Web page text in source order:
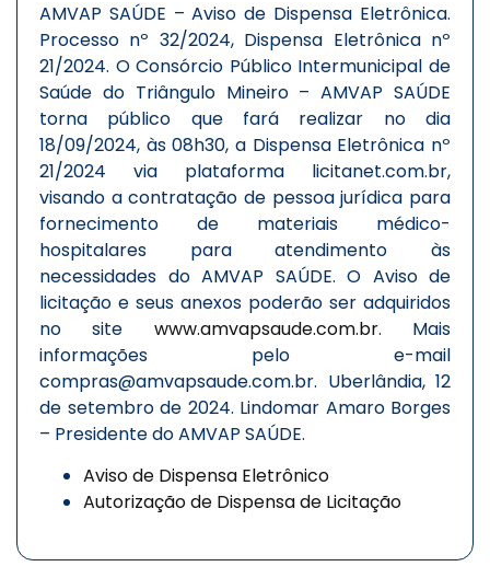
AMVAP SAÚDE – Aviso de Dispensa Eletrônica.
Processo nº 32/2024, Dispensa Eletrônica nº
21/2024. O Consórcio Público Intermunicipal de
Saúde do Triângulo Mineiro – AMVAP SAÚDE
torna público que fará realizar no dia
18/09/2024, às 08h30, a Dispensa Eletrônica nº
21/2024 via plataforma licitanet.com.br,
visando a contratação de pessoa jurídica para
fornecimento de materiais médico-
hospitalares para atendimento às
necessidades do AMVAP SAÚDE. O Aviso de
licitação e seus anexos poderão ser adquiridos
no site www.amvapsaude.com.br. Mais
informações pelo e-mail
compras@amvapsaude.com.br. Uberlândia, 12
de setembro de 2024. Lindomar Amaro Borges
– Presidente do AMVAP SAÚDE.
Aviso de Dispensa Eletrônico
Autorização de Dispensa de Licitação